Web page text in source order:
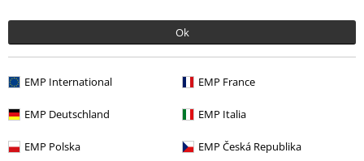
Ok
EMP International EMP France
EMP Deutschland EMP Italia
EMP Polska EMP Česká Republika